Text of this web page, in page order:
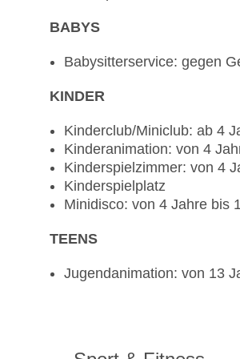
BABYS
Babysitterservice: gegen
KINDER
Kinderclub/Miniclub: ab 4
Kinderanimation: von 4
Kinderspielzimmer: von 4
Kinderspielplatz
Minidisco: von 4 Jahre bis
TEENS
Jugendanimation: von 13